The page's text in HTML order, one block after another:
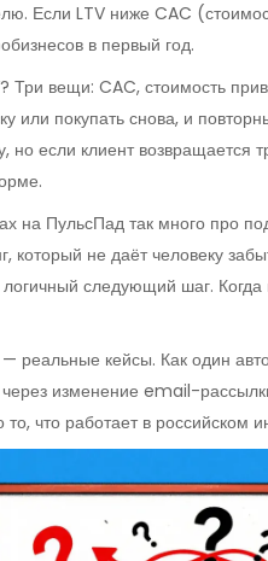
Если LTV ниже CAC
в первый год.
Три вещи: CAC, стоимость
или покупать снова, и
но если клиент
на ПульсПад так много про
который не даёт человеку
следующий шаг. Когда
реальные кейсы. Как один
изменение email-
то, что работает в российском